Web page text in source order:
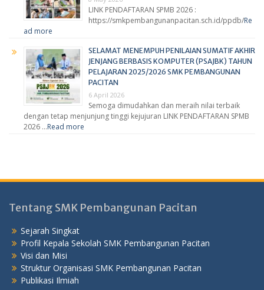
LINK PENDAFTARAN SPMB 2026 :
https://smkpembangunanpacitan.sch.id/ppdb/Re
ad more
SELAMAT MENEMPUH PENILAIAN SUMATIF AKHIR
JENJANG BERBASIS KOMPUTER (PSAJBK) TAHUN
PELAJARAN 2025/2026 SMK PEMBANGUNAN
PACITAN
6 April 2026
Semoga dimudahkan dan meraih nilai terbaik
dengan tetap menjunjung tinggi kejujuran LINK PENDAFTARAN SPMB
2026 …Read more
Tentang SMK Pembangunan Pacitan
Sejarah Singkat
Profil Kepala Sekolah SMK Pembangunan Pacitan
Visi dan Misi
Struktur Organisasi SMK Pembangunan Pacitan
Publikasi Ilmiah